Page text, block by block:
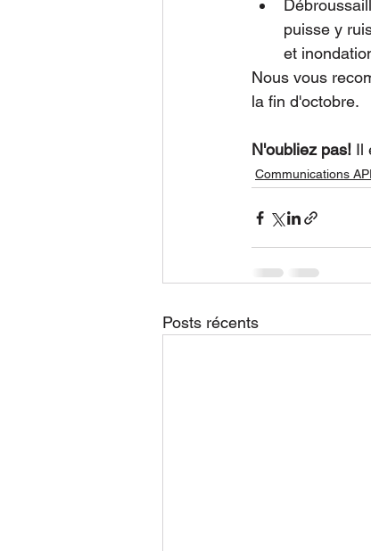
puisse y
et
Nous vous
la fin d'octobre.
N'oubliez pas! Il
Communications
Posts récents